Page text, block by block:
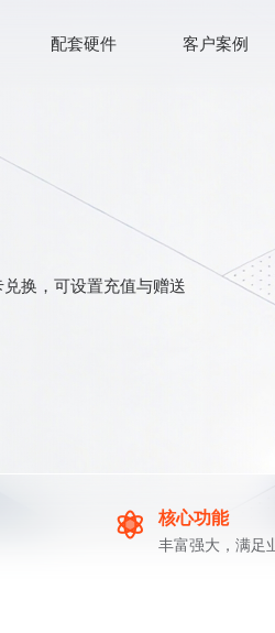
配套硬件 客户案例
换，可设置充值与赠送
核心功能
丰富强大，满足